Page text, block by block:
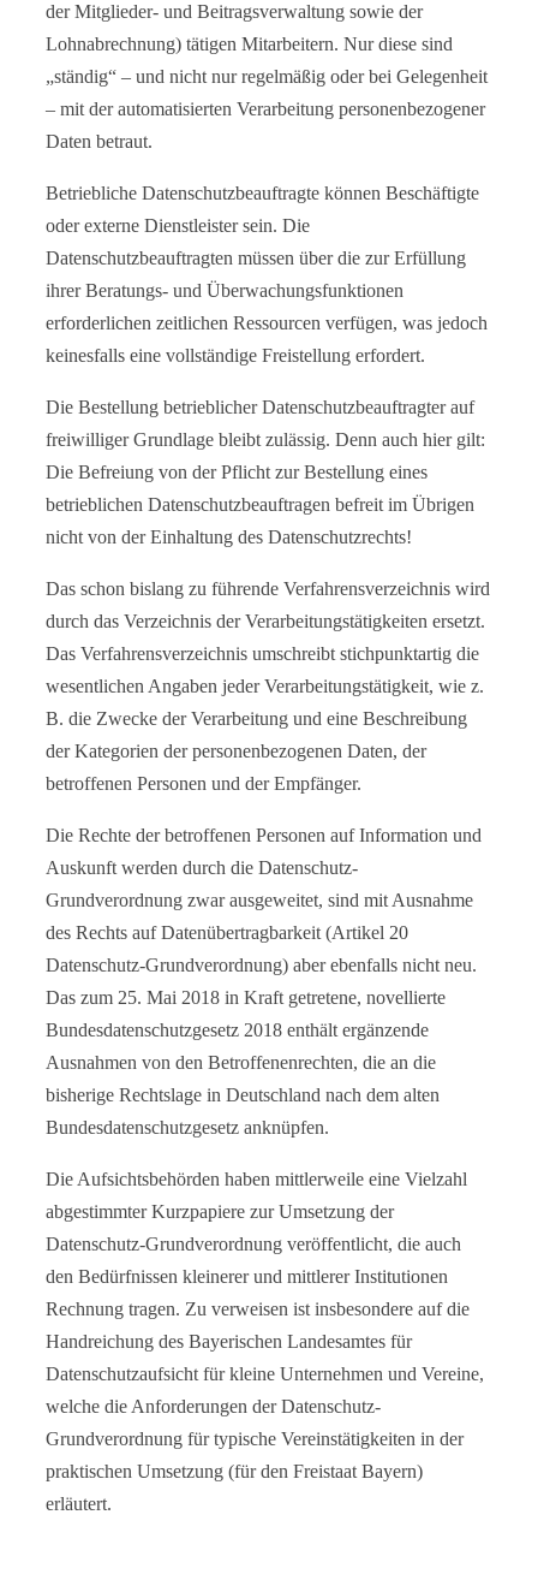
der Mitglieder- und Beitragsverwaltung sowie der
Lohnabrechnung) tätigen Mitarbeitern. Nur diese sind
„ständig“ – und nicht nur regelmäßig oder bei Gelegenheit
– mit der automatisierten Verarbeitung personenbezogener
Daten betraut.
Betriebliche Datenschutzbeauftragte können Beschäftigte
oder externe Dienstleister sein. Die
Datenschutzbeauftragten müssen über die zur Erfüllung
ihrer Beratungs- und Überwachungsfunktionen
erforderlichen zeitlichen Ressourcen verfügen, was jedoch
keinesfalls eine vollständige Freistellung erfordert.
Die Bestellung betrieblicher Datenschutzbeauftragter auf
freiwilliger Grundlage bleibt zulässig. Denn auch hier gilt:
Die Befreiung von der Pflicht zur Bestellung eines
betrieblichen Datenschutzbeauftragen befreit im Übrigen
nicht von der Einhaltung des Datenschutzrechts!
Das schon bislang zu führende Verfahrensverzeichnis wird
durch das Verzeichnis der Verarbeitungstätigkeiten ersetzt.
Das Verfahrensverzeichnis umschreibt stichpunktartig die
wesentlichen Angaben jeder Verarbeitungstätigkeit, wie z.
B. die Zwecke der Verarbeitung und eine Beschreibung
der Kategorien der personenbezogenen Daten, der
betroffenen Personen und der Empfänger.
Die Rechte der betroffenen Personen auf Information und
Auskunft werden durch die Datenschutz-
Grundverordnung zwar ausgeweitet, sind mit Ausnahme
des Rechts auf Datenübertragbarkeit (Artikel 20
Datenschutz-Grundverordnung) aber ebenfalls nicht neu.
Das zum 25. Mai 2018 in Kraft getretene, novellierte
Bundesdatenschutzgesetz 2018 enthält ergänzende
Ausnahmen von den Betroffenenrechten, die an die
bisherige Rechtslage in Deutschland nach dem alten
Bundesdatenschutzgesetz anknüpfen.
Die Aufsichtsbehörden haben mittlerweile eine Vielzahl
abgestimmter Kurzpapiere zur Umsetzung der
Datenschutz-Grundverordnung veröffentlicht, die auch
den Bedürfnissen kleinerer und mittlerer Institutionen
Rechnung tragen. Zu verweisen ist insbesondere auf die
Handreichung des Bayerischen Landesamtes für
Datenschutzaufsicht für kleine Unternehmen und Vereine,
welche die Anforderungen der Datenschutz-
Grundverordnung für typische Vereinstätigkeiten in der
praktischen Umsetzung (für den Freistaat Bayern)
erläutert.